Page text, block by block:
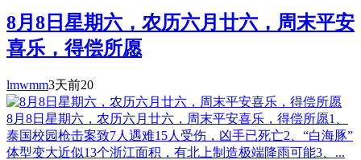
8月8日星期六，农历六月廿六，周末平安
喜乐，得偿所愿
lmwmm3天前20
8月8日星期六，农历六月廿六，周末平安喜乐，得偿所愿1、
泰国校园枪击案致7人遇难15人受伤，凶手已死亡2、“白海豚”
体型变大近似13个浙江面积，有北上制造极端降雨可能3、...